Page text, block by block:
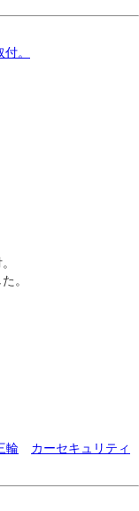
。
。
輪
カーセキュリティ